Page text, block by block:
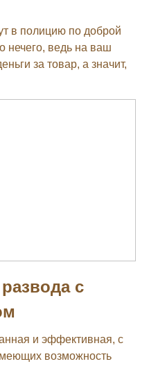
в полицию по доброй
нечего, ведь на ваш
за товар, а значит,
с
и эффективная, с
возможность